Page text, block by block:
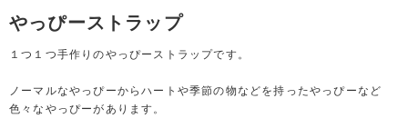
やっぴーストラップ
１つ１つ手作りのやっぴーストラップです。
ノーマルなやっぴーからハートや季節の物などを持ったやっぴーなど
色々なやっぴーがあります。